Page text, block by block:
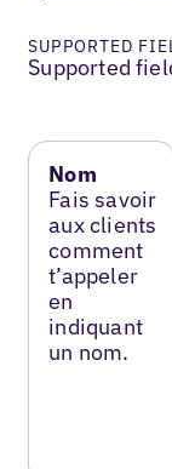
SUPPORTED
Supported
Nom
Fais savoir
aux clients
comment
t’appeler
en
indiquant
un nom.